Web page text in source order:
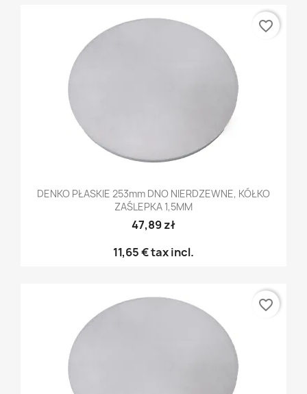
DENKO PŁASKIE 253mm DNO NIERDZEWNE, KÓŁKO
ZAŚLEPKA 1,5MM
47,89 zł
11,65 €tax incl.
favorite_border
favorite_border